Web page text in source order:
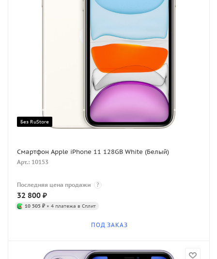
Без RuStore
Смартфон Apple iPhone 11 128GB White (Белый)
Арт.: 10153
Последняя цена продажи ?
32 800 ₽
10 505 ₽ × 4 платежа в Сплит
ПОД ЗАКАЗ